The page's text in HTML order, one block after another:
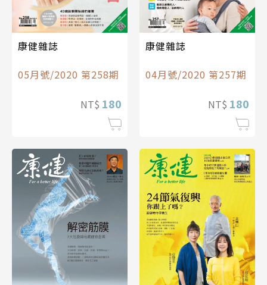
康健雜誌
05月號/2020 第258期
NT$ 180
康健雜誌
04月號/2020 第257期
NT$ 180